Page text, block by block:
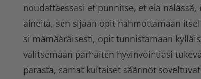
noudattaessasi et punnitse, et elä nälässä,
aineita, sen sijaan opit hahmottamaan
silmämääräisesti, opit tunnistamaan
valitsemaan parhaiten hyvinvointiasi
parasta, samat kultaiset säännöt